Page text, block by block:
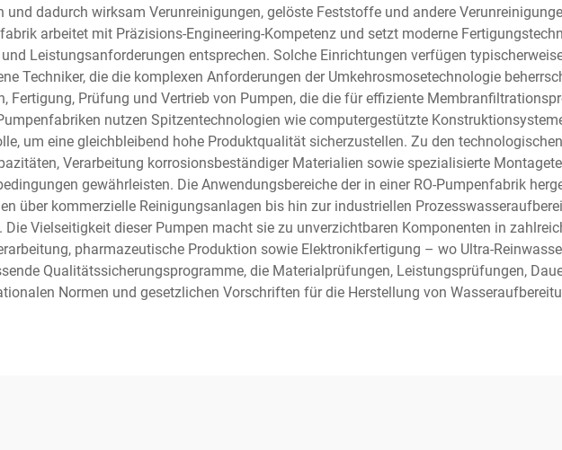
dadurch wirksam Verunreinigungen, gelöste Feststoffe und andere
arbeitet mit Präzisions-Engineering-Kompetenz und setzt moderne
Leistungsanforderungen entsprechen. Solche Einrichtungen verfügen
Techniker, die die komplexen Anforderungen der Umkehrosmosetechnologie
Fertigung, Prüfung und Vertrieb von Pumpen, die die für effiziente
nutzen Spitzentechnologien wie computergestützte
um eine gleichbleibend hohe Produktqualität sicherzustellen. Zu den
Verarbeitung korrosionsbeständiger Materialien sowie spezialisierte
gewährleisten. Die Anwendungsbereiche der in einer RO-Pumpenfabrik
über kommerzielle Reinigungsanlagen bis hin zur industriellen
Vielseitigkeit dieser Pumpen macht sie zu unverzichtbaren Komponenten in
pharmazeutische Produktion sowie Elektronikfertigung – wo Ultra-
Qualitätssicherungsprogramme, die Materialprüfungen, Leistungsprüfungen,
Normen und gesetzlichen Vorschriften für die Herstellung von